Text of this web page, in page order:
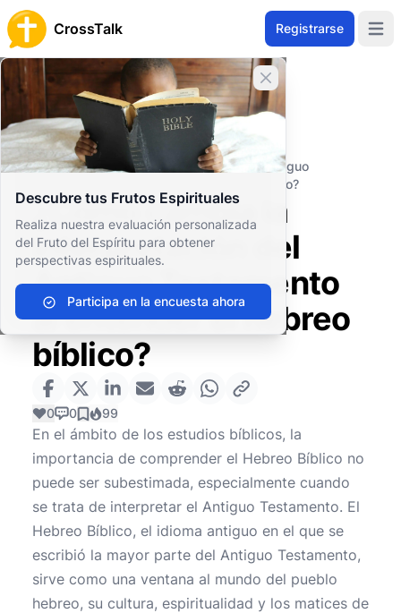
CrossTalk Registrarse
Cerrar banner
Descubre tus Frutos Espirituales
Realiza nuestra evaluación personalizada
del Fruto del Espíritu para obtener
perspectivas espirituales.
Participa en la encuesta ahora
Inicio
Archivo de Preguntas
Estudios Bíblicos
Lenguas bíblicas
¿Cómo cambia la interpretación del Antiguo
Testamento al entender el hebreo bíblico?
¿Cómo cambia la
interpretación del
Antiguo Testamento
al entender el hebreo
bíblico?
0 0 99
En el ámbito de los estudios bíblicos, la
importancia de comprender el Hebreo Bíblico no
puede ser subestimada, especialmente cuando
se trata de interpretar el Antiguo Testamento. El
Hebreo Bíblico, el idioma antiguo en el que se
escribió la mayor parte del Antiguo Testamento,
sirve como una ventana al mundo del pueblo
hebreo, su cultura, espiritualidad y los matices de